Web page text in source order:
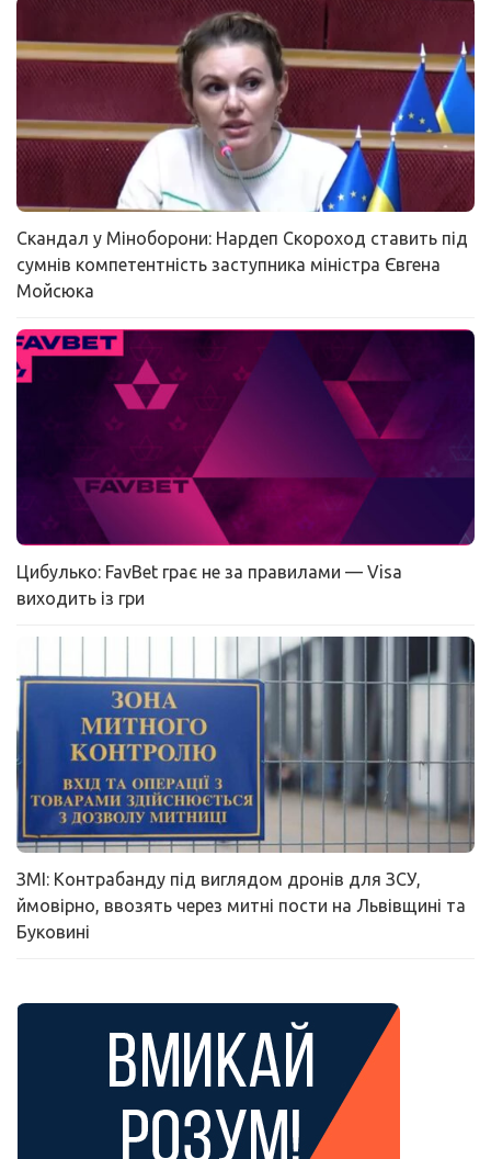
Скандал у Міноборони: Нардеп Скороход ставить під
сумнів компетентність заступника міністра Євгена
Мойсюка
Цибулько: FavBet грає не за правилами — Visa
виходить із гри
ЗМІ: Контрабанду під виглядом дронів для ЗСУ,
ймовірно, ввозять через митні пости на Львівщині та
Буковині